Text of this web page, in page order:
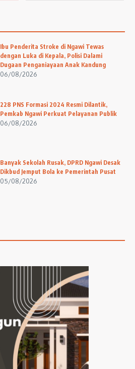
Ibu Penderita Stroke di Ngawi Tewas
dengan Luka di Kepala, Polisi Dalami
Dugaan Penganiayaan Anak Kandung
06/08/2026
228 PNS Formasi 2024 Resmi Dilantik,
Pemkab Ngawi Perkuat Pelayanan Publik
06/08/2026
Banyak Sekolah Rusak, DPRD Ngawi Desak
Dikbud Jemput Bola ke Pemerintah Pusat
05/08/2026